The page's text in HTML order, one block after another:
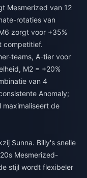
Mesmerized van 12
rotaties van
zorgt voor +35%
competitief.
teams, A-tier voor
M2 = +20%
van 4
Anomaly;
maximaliseert de
Sunna. Billy's snelle
Mesmerized-
stijl wordt flexibeler